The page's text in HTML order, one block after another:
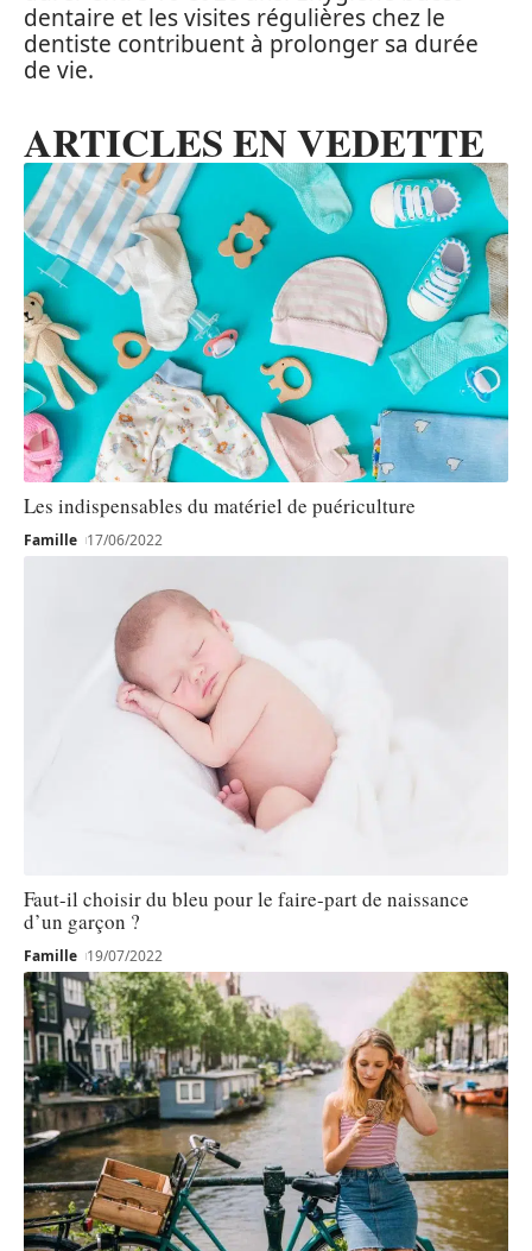
dentaire et les visites régulières chez le
dentiste contribuent à prolonger sa durée
de vie.
ARTICLES EN VEDETTE
Les indispensables du matériel de puériculture
Famille 17/06/2022
Faut-il choisir du bleu pour le faire-part de naissance
d’un garçon ?
Famille 19/07/2022